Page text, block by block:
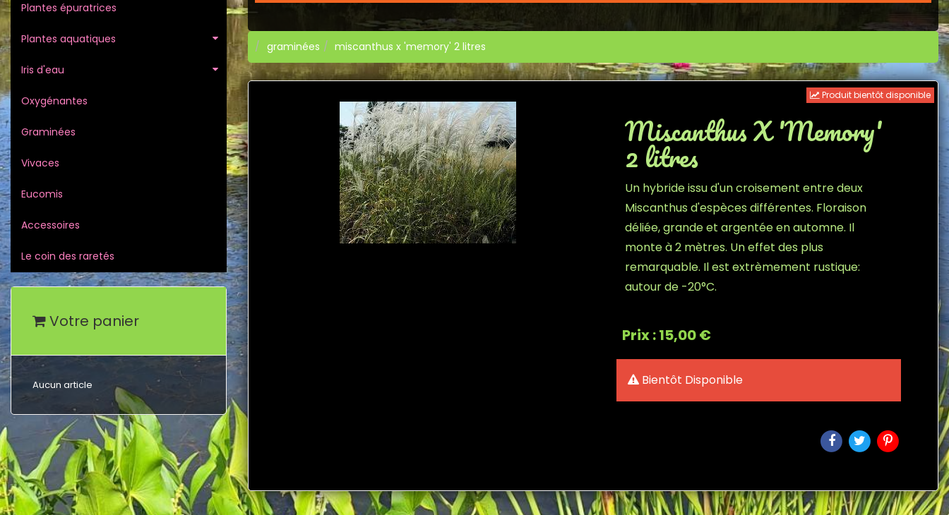
graminées miscanthus x 'memory' 2 litres
Produit bientôt disponible
Miscanthus X 'Memory'
2 litres
Un hybride issu d'un croisement entre deux
Miscanthus d'espèces différentes. Floraison
déliée, grande et argentée en automne. Il
monte à 2 mètres. Un effet des plus
remarquable. Il est extrèmement rustique:
autour de -20°C.
Prix : 15,00 €
Bientôt Disponible
Plantes épuratrices
Plantes aquatiques
Iris d'eau
Oxygénantes
Graminées
Vivaces
Eucomis
Accessoires
Le coin des raretés
Votre panier
Aucun article